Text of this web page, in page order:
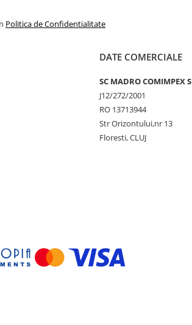
Politica de Confidentialitate
DATE COMERCIALE
SC MADRO COMIMPEX
J12/272/2001
RO 13713944
Str Orizontului,nr 13
Floresti, CLUJ